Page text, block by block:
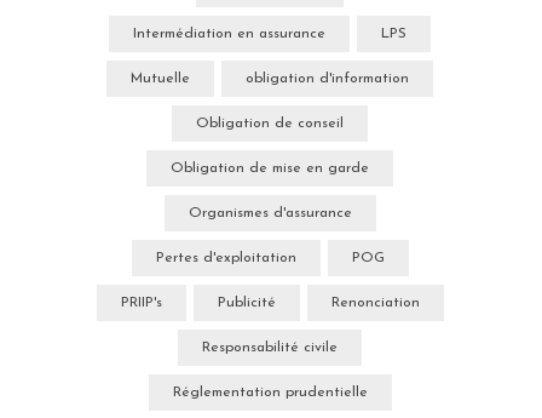
Intermédiation en assurance LPS
Mutuelle obligation d'information
Obligation de conseil
Obligation de mise en garde
Organismes d'assurance
Pertes d'exploitation POG
PRIIP's Publicité Renonciation
Responsabilité civile
Réglementation prudentielle